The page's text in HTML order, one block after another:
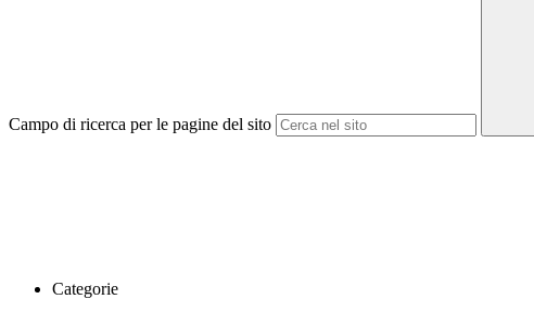
Campo di ricerca per le pagine del sito
Categorie